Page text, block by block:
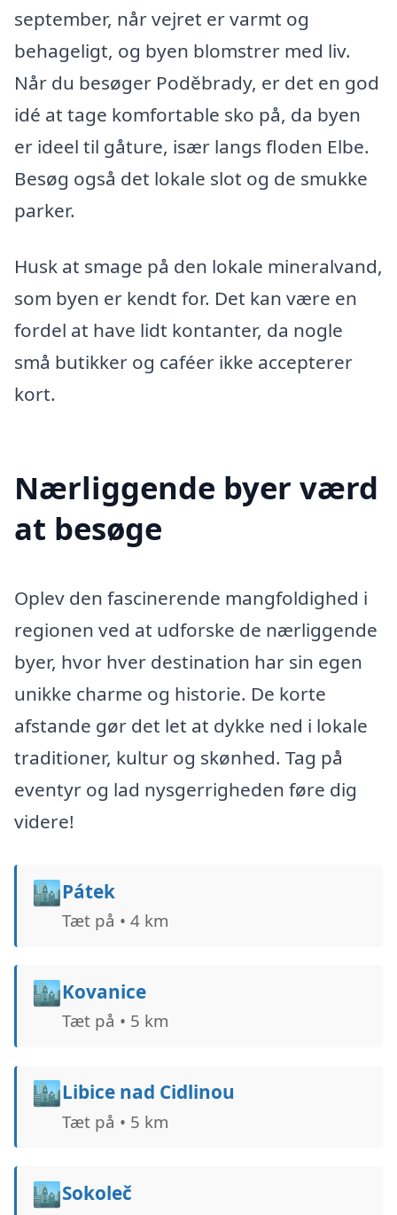
september, når vejret er varmt og
behageligt, og byen blomstrer med liv.
Når du besøger Poděbrady, er det en god
idé at tage komfortable sko på, da byen
er ideel til gåture, især langs floden Elbe.
Besøg også det lokale slot og de smukke
parker.
Husk at smage på den lokale mineralvand,
som byen er kendt for. Det kan være en
fordel at have lidt kontanter, da nogle
små butikker og caféer ikke accepterer
kort.
Nærliggende byer værd
at besøge
Oplev den fascinerende mangfoldighed i
regionen ved at udforske de nærliggende
byer, hvor hver destination har sin egen
unikke charme og historie. De korte
afstande gør det let at dykke ned i lokale
traditioner, kultur og skønhed. Tag på
eventyr og lad nysgerrigheden føre dig
videre!
🏙️Pátek
Tæt på • 4 km
🏙️Kovanice
Tæt på • 5 km
🏙️Libice nad Cidlinou
Tæt på • 5 km
🏙️Sokoleč